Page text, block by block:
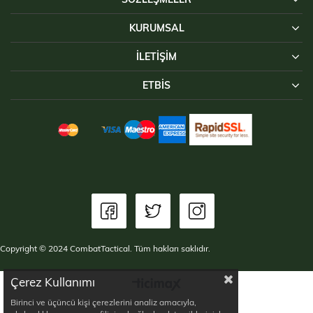
KURUMSAL
İLETIŞIM
ETBİS
Copyright © 2024 CombatTactical. Tüm hakları saklıdır.
Çerez Kullanımı
Birinci ve üçüncü kişi çerezlerini analiz amacıyla,